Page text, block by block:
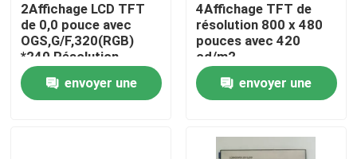
Maison
2Affichage LCD TFT
de 0,0 pouce avec
OGS,G/F,320(RGB)
*240 Résolution,
Interface RGB 6 bits,
IC de conduite
ILI9342c
envoyer une
4Affichage TFT de
résolution 800 x 480
pouces avec 420
cd/m2
envoyer une